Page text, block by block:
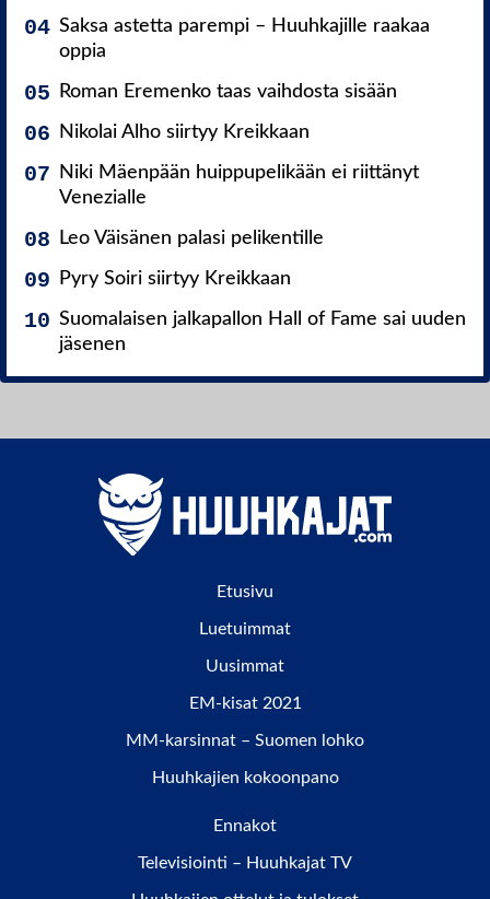
Saksa astetta parempi – Huuhkajille raakaa
oppia
Roman Eremenko taas vaihdosta sisään
Nikolai Alho siirtyy Kreikkaan
Niki Mäenpään huippupelikään ei riittänyt
Venezialle
Leo Väisänen palasi pelikentille
Pyry Soiri siirtyy Kreikkaan
Suomalaisen jalkapallon Hall of Fame sai uuden
jäsenen
Etusivu
Luetuimmat
Uusimmat
EM-kisat 2021
MM-karsinnat – Suomen lohko
Huuhkajien kokoonpano
Ennakot
Televisiointi – Huuhkajat TV